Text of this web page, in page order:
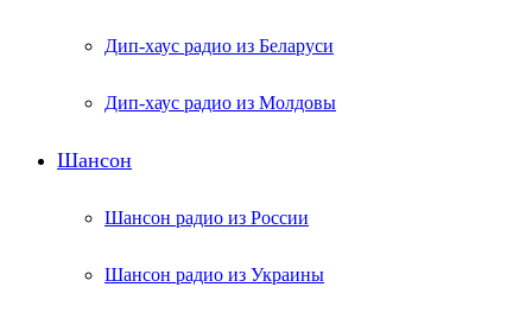
Дип-хаус радио из Беларуси
Дип-хаус радио из Молдовы
Шансон
Шансон радио из России
Шансон радио из Украины